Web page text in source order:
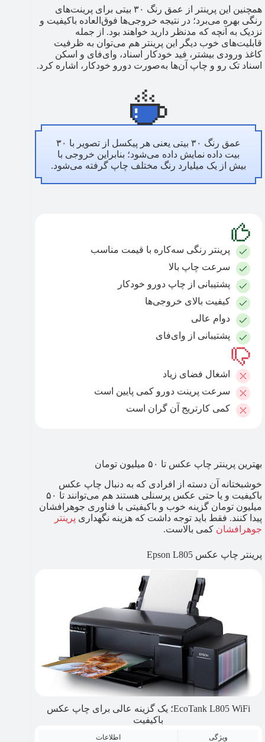
همچنین این پرینتر از عمق رنگ ۳۰ بیتی برای پرینت‌های
رنگی بهره می‌برد؛ در نتیجه خروجی‌ها فوق‌العاده باکیفیت و
نزدیک به آنچه که مد‌نظر دارید خواهند بود. از جمله
قابلیت‌های خوب دیگر این پرینتر هم می‌توان به ظرفیت
کاغذ ورودی بیشتر، فید خودکار اسناد، وای‌فای و اسکن
اسناد تک رو و چاپ آن‌ها به‌صورت دورو خودکار، اشاره کرد.
عمق رنگ ۳۰ بیتی یعنی هر پیکسل از تصویر با ۳۰
بیت داده نمایش داده می‌شود؛ بنابراین خروجی با
بیش از یک میلیارد رنگ مختلف چاپ گرفته می‌شود.
پرینتر رنگی سه‌کاره با قیمت مناسب
سرعت چاپ بالا
پشتیبانی از چاپ دورو خودکار
کیفیت بالای خروجی‌ها
دوام عالی
پشتیبانی از وای‌فای
اشغال فضای زیاد
سرعت پرینت دورو کمی پایین است
کمی کارتریج آن گران است
بهترین پرینتر چاپ عکس تا ۵۰ میلیون تومان
خوشبختانه آن دسته از افرادی که به دنبال چاپ عکس
باکیفیت و یا حتی عکس پرسنلی هستند هم می‌توانند تا ۵۰
میلیون تومان گزینه خوب و باکیفیتی با فناوری جوهرافشان
پیدا کنند. فقط باید توجه داشت که هزینه نگهداری پرینتر
جوهرافشان کمی بالاست.
پرینتر چاپ عکس Epson L805
EcoTank L805 WiFi؛ یک گزینه عالی برای چاپ عکس
باکیفیت
ویژگی اطلاعات